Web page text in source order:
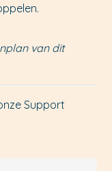
van dit
Support